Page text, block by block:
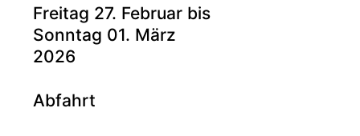
Freitag 27. Februar bis
Sonntag 01. März
2026
Abfahrt